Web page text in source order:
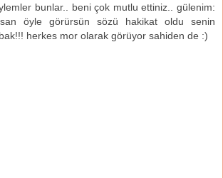
bunlar.. beni çok mutlu ettiniz.. gülenim:
öyle görürsün sözü hakikat oldu senin
bak!!! herkes mor olarak görüyor sahiden de :)